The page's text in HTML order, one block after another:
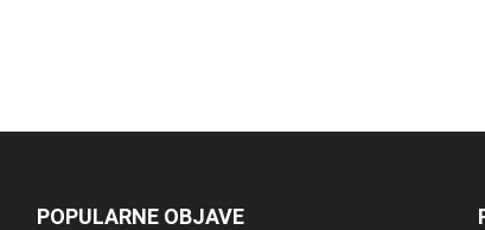
POPULARNE OBJAVE